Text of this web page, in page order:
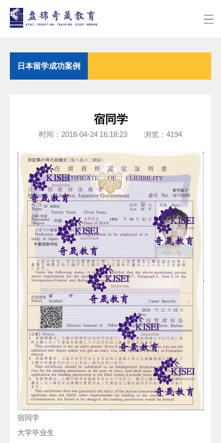
日本留学成功案例
宿同学
时间：2018-04-24 16:18:23 浏览：4194
宿同学
大学毕业生